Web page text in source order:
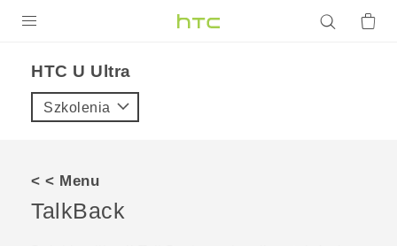
VIVE
HTC U Ultra‎
Szkolenia
< < Menu
TalkBack